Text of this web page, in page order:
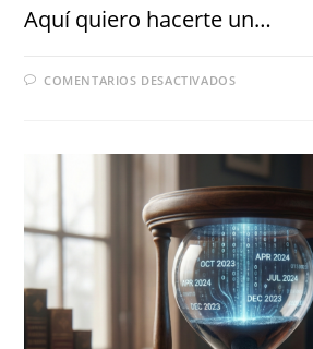
Aquí quiero hacerte un…
COMENTARIOS DESACTIVADOS